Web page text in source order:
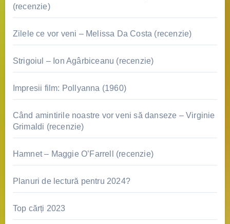
(recenzie)
Zilele ce vor veni – Melissa Da Costa (recenzie)
Strigoiul – Ion Agârbiceanu (recenzie)
Impresii film: Pollyanna (1960)
Când amintirile noastre vor veni să danseze – Virginie
Grimaldi (recenzie)
Hamnet – Maggie O’Farrell (recenzie)
Planuri de lectură pentru 2024?
Top cărți 2023